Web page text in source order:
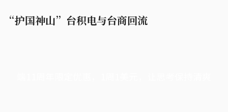
“护国神山”台积电与台商回流